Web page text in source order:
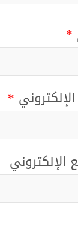
*
الإلكتروني *
الإلكتروني